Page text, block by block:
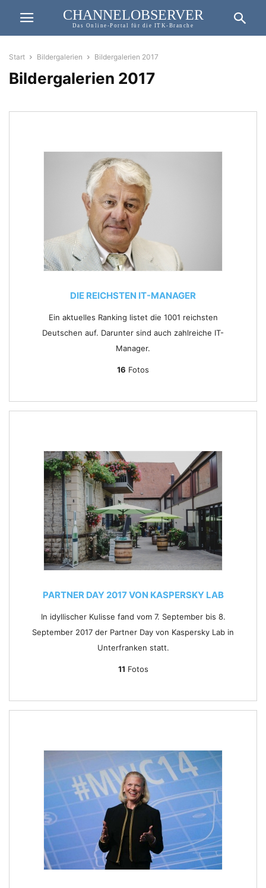
CHANNELOBSERVER
Das Online-Portal für die ITK-Branche
Start Bildergalerien Bildergalerien 2017
Bildergalerien 2017
DIE REICHSTEN IT-MANAGER
Ein aktuelles Ranking listet die 1001 reichsten
Deutschen auf. Darunter sind auch zahlreiche IT-
Manager.
16 Fotos
PARTNER DAY 2017 VON KASPERSKY LAB
In idyllischer Kulisse fand vom 7. September bis 8.
September 2017 der Partner Day von Kaspersky Lab in
Unterfranken statt.
11 Fotos